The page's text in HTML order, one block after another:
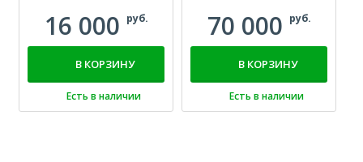
16 000 руб.
В КОРЗИНУ
Есть в наличии
70 000 руб.
В КОРЗИНУ
Есть в наличии